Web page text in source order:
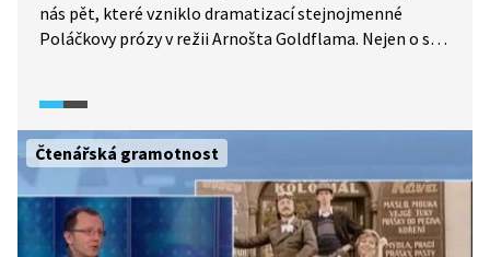
nás pět, které vzniklo dramatizací stejnojmenné
Poláčkovy prózy v režii Arnošta Goldflama. Nejen o své
Čtenářská gramotnost